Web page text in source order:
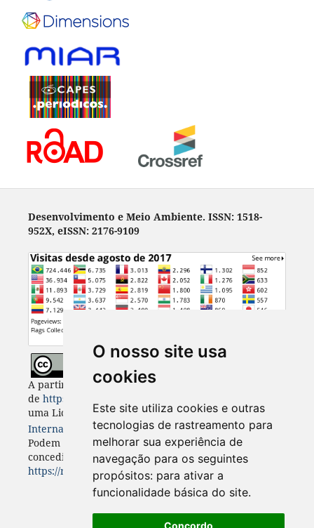
O nosso site usa
cookies
Este site utiliza cookies e outras
tecnologias de rastreamento para
melhorar sua experiência de
navegação para os seguintes
propósitos: para ativar a
funcionalidade básica do site.
Concordo
Desenvolvimento e Meio Ambiente. ISSN: 1518-
952X, eISSN: 2176-9109
A partir de 2023, Desenvolvimento e Meio Ambiente
de https://revistas.ufpr.br/made
uma Licença
Creative Commons - Atribuição 4.0
Internacional . CC BY 4.0
Podem estar disponíveis autorizações adicionais às
concedidas no âmbito desta licença em
https://revistas.ufpr.br/made/about.